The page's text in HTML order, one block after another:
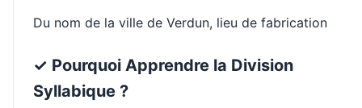
Du nom de la ville de Verdun, lieu de fabrication
✓ Pourquoi Apprendre la Division
Syllabique ?